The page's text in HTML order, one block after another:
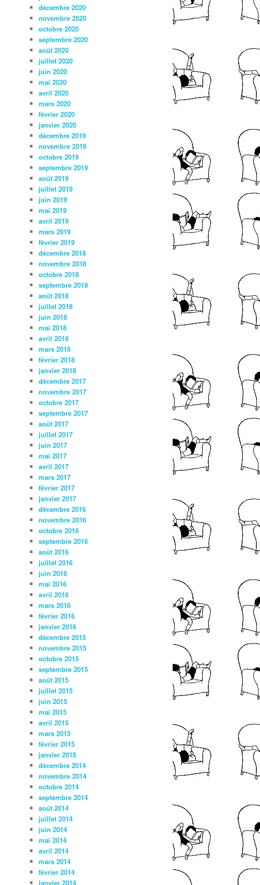
décembre 2020
novembre 2020
octobre 2020
septembre 2020
août 2020
juillet 2020
juin 2020
mai 2020
avril 2020
mars 2020
février 2020
janvier 2020
décembre 2019
novembre 2019
octobre 2019
septembre 2019
août 2019
juillet 2019
juin 2019
mai 2019
avril 2019
mars 2019
février 2019
décembre 2018
novembre 2018
octobre 2018
septembre 2018
août 2018
juillet 2018
juin 2018
mai 2018
avril 2018
mars 2018
février 2018
janvier 2018
décembre 2017
novembre 2017
octobre 2017
septembre 2017
août 2017
juillet 2017
juin 2017
mai 2017
avril 2017
mars 2017
février 2017
janvier 2017
décembre 2016
novembre 2016
octobre 2016
septembre 2016
août 2016
juillet 2016
juin 2016
mai 2016
avril 2016
mars 2016
février 2016
janvier 2016
décembre 2015
novembre 2015
octobre 2015
septembre 2015
août 2015
juillet 2015
juin 2015
mai 2015
avril 2015
mars 2015
février 2015
janvier 2015
décembre 2014
novembre 2014
octobre 2014
septembre 2014
août 2014
juillet 2014
juin 2014
mai 2014
avril 2014
mars 2014
février 2014
janvier 2014